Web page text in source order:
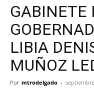
GABINETE
LIBIA
MUÑOZ
Por mtrodelgado -